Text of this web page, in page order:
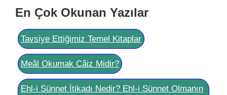
En Çok Okunan Yazılar
Tavsiye Ettiğimiz Temel Kitaplar
Meâl Okumak Câiz Midir?
Ehl-i Sünnet İtikadı Nedir? Ehl-i Sünnet Olmanın